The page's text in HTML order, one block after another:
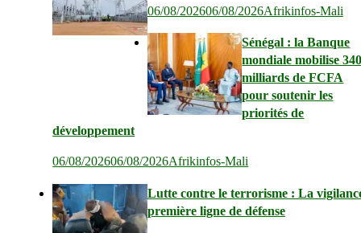
06/08/202606/08/2026Afrikinfos-Mali
Sénégal : la Banque
mondiale mobilise
milliards de FCFA
pour soutenir les
priorités de
développement
06/08/202606/08/2026Afrikinfos-Mali
Lutte contre le terrorisme : La
première ligne de défense